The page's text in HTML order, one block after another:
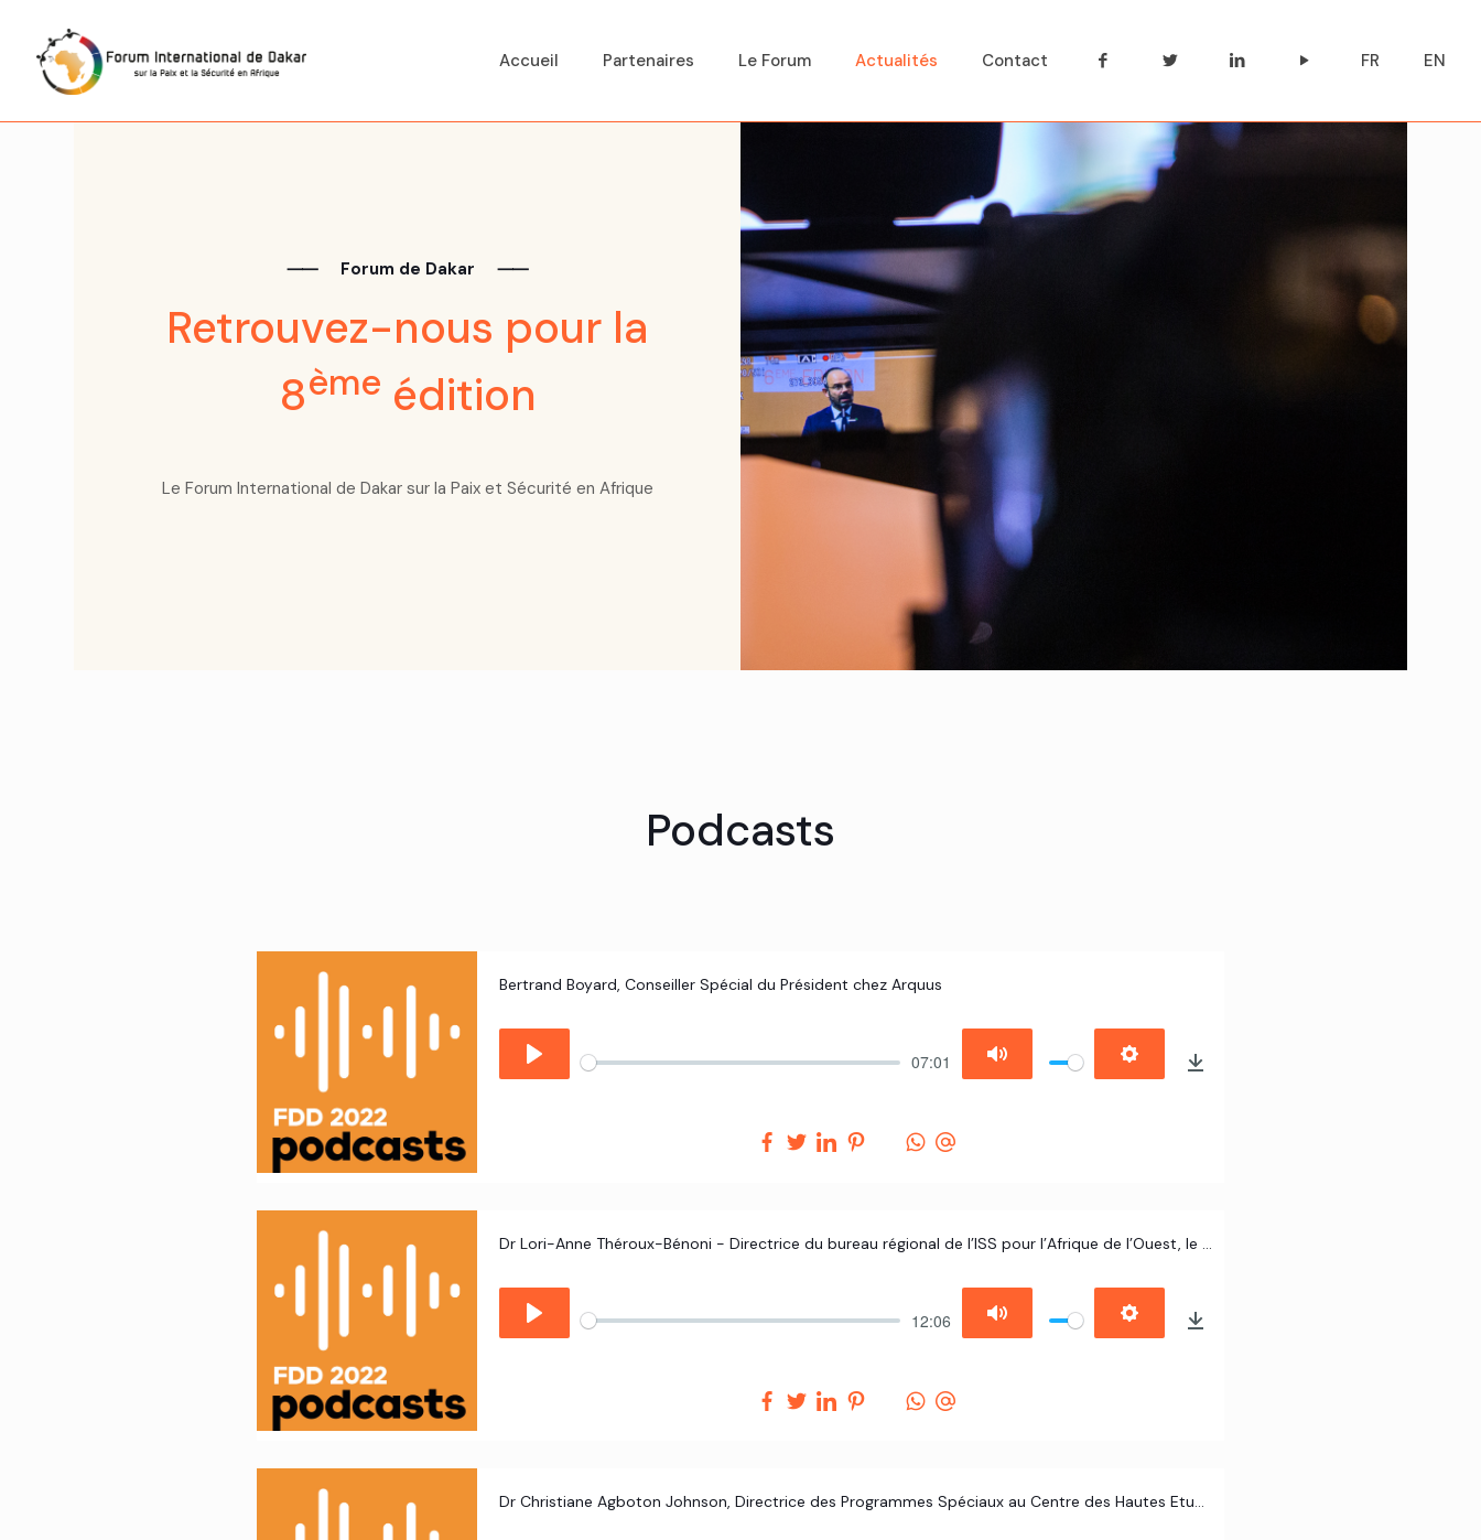
Accueil Partenaires Le Forum Actualités Contact FR EN
⸺ Forum de Dakar ⸺
Retrouvez-nous pour la
8ème édition
Le Forum International de Dakar sur la Paix et Sécurité en Afrique
Podcasts
Bertrand Boyard, Conseiller Spécial du Président chez Arquus
07:01
Dr Lori-Anne Théroux-Bénoni - Directrice du bureau régional de l’ISS pour l’Afrique de l’Ouest, le Sahel et le bassin du lac Tchad
12:06
Dr Christiane Agboton Johnson, Directrice des Programmes Spéciaux au Centre des Hautes Etudes de Défense et de Sécurité (CHEDS)